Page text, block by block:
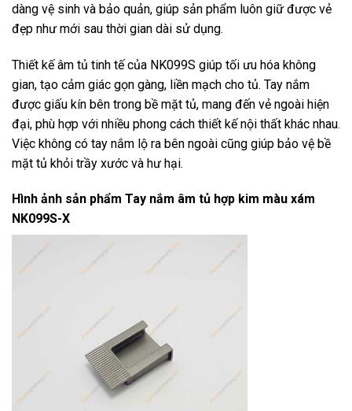
dàng vệ sinh và bảo quản, giúp sản phẩm luôn giữ được vẻ
đẹp như mới sau thời gian dài sử dụng.
Thiết kế âm tủ tinh tế của NK099S giúp tối ưu hóa không
gian, tạo cảm giác gọn gàng, liền mạch cho tủ. Tay nắm
được giấu kín bên trong bề mặt tủ, mang đến vẻ ngoài hiện
đại, phù hợp với nhiều phong cách thiết kế nội thất khác nhau.
Việc không có tay nắm lộ ra bên ngoài cũng giúp bảo vệ bề
mặt tủ khỏi trầy xước và hư hại.
Hình ảnh sản phẩm Tay nắm âm tủ hợp kim màu xám
NK099S-X